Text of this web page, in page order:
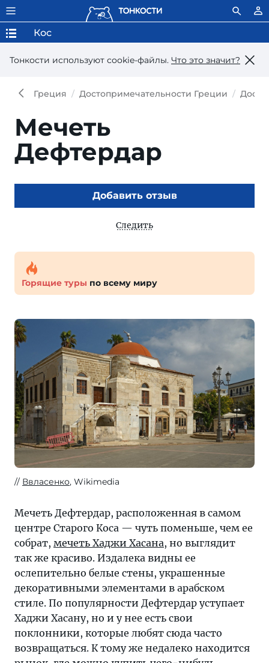
Тонкости используют сookie-файлы. Что это значит?
Кос
Греция Достопримечательности Греции
Мечеть
Дефтердар
Добавить отзыв
Следить
Горящие туры по всему миру
Ввласенко, Wikimedia
Мечеть Дефтердар, расположенная в самом
центре Старого Коса — чуть поменьше, чем ее
собрат, мечеть Хаджи Хасана, но выглядит
так же красиво. Издалека видны ее
ослепительно белые стены, украшенные
декоративными элементами в арабском
стиле. По популярности Дефтердар уступает
Хаджи Хасану, но и у нее есть свои
поклонники, которые любят сюда часто
возвращаться. К тому же недалеко находится